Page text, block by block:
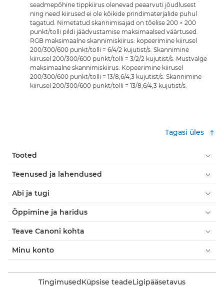
seadmepõhine tippkiirus olenevad peaarvuti jõudlusest
ning need kiirused ei ole kõikide prindimaterjalide puhul
tagatud. Nimetatud skannimisajad on tõelise 200 × 200
punkt/tolli pildi jäädvustamise maksimaalsed väärtused.
RGB maksimaalne skannimiskiirus: kopeerimine kiirusel
200/300/600 punkt/tolli = 6/4/2 kujutist/s. Skannimine
kiirusel 200/300/600 punkt/tolli = 3/2/2 kujutist/s. Mustvalge
maksimaalne skannimiskiirus: Kopeerimine kiirusel
200/300/600 punkt/tolli = 13/8,6/4,3 kujutist/s. Skannimine
kiirusel 200/300/600 punkt/tolli = 13/8,6/4,3 kujutist/s.
Tagasi üles
Tooted
Teenused ja lahendused
Abi ja tugi
Õppimine ja haridus
Teave Canoni kohta
Minu konto
TingimusedKüpsise teadeLigipääsetavus